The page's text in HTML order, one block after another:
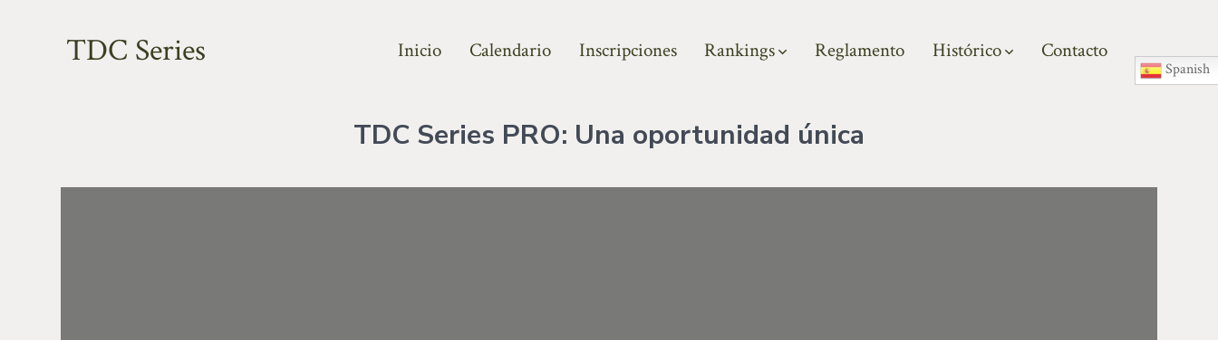
TDC Series Inicio Calendario Inscripciones Rankings Reglamento Histórico Contacto
Spanish
TDC Series PRO: Una oportunidad única